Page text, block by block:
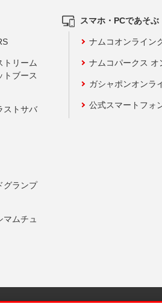
トリーム
トブース
ストサバ
グランプ
ムチュ
スマホ・PCであそぶ
ナムコオンライン
ナムコパークス オ
ガシャポンオンラ
公式スマートフォ